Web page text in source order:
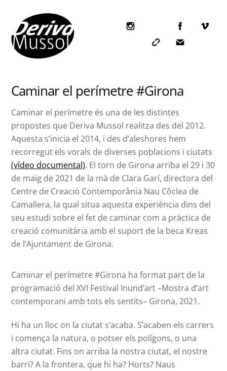
content
Icon
Icon
Icon
Caminar el perímetre #Girona
Caminar el perímetre és una de les distintes
propostes que Deriva Mussol realitza des del 2012.
Aquesta s’inicia el 2014, i des d’aleshores hem
recorregut els vorals de diverses poblacions i ciutats
(vídeo documental). El torn de Gironaarriba el 29 i 30
de maig de 2021 de la mà de Clara Garí, directora del
Centre de Creació Contemporània Nau Côclea de
Camallera, la qual situa aquesta experiència dins del
seu estudi sobre el fet de caminar com a pràctica de
creació comunitària amb el suport de la beca Kreas
de l’Ajuntament de Girona.
Caminar el perímetre #Girona ha format part de la
programació del XVI Festival Inund’art –Mostra d’art
contemporani amb tots els sentits– Girona, 2021.
Hi ha un lloc on la ciutat s’acaba. S’acaben els carrers
i comença la natura, o potser els polígons, o una
altra ciutat. Fins on arriba la nostra ciutat, el nostre
barri? A la frontera, que hi ha? Horts? Naus